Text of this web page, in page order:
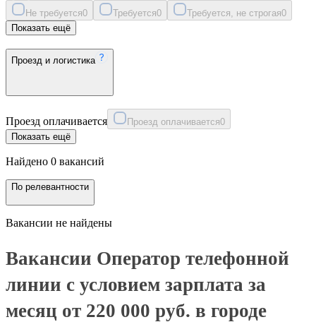
Не требуется0 Требуется0 Требуется, не строгая0
Показать ещё
Проезд и логистика
Проезд оплачивается Проезд оплачивается0
Показать ещё
Найдено 0 вакансий
По релевантности
Вакансии не найдены
Вакансии Оператор телефонной
линии с условием зарплата за
месяц от 220 000 руб. в городе